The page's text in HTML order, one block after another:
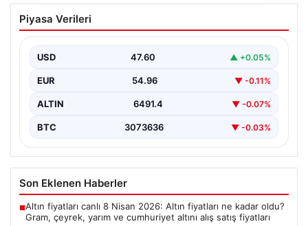
Bayram ikramiyeleri ne zaman yatacak?
2026 Kurban Bayramı emekli ikramiye
Piyasa Verileri
USD 47.60 ▲ +0.05%
EUR 54.96 ▼ -0.11%
ALTIN 6491.4 ▼ -0.07%
BTC 3073636 ▼ -0.03%
Son Eklenen Haberler
■Altın fiyatları canlı 8 Nisan 2026: Altın fiyatları ne kadar oldu?
Gram, çeyrek, yarım ve cumhuriyet altını alış satış fiyatları